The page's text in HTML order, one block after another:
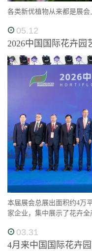
各类新优植物从来都是展会
05.12
2026中国国际花卉园
本届展会总展出面积约4万
家企业，集中展示了花卉全
03.31
4月来中国国际花卉